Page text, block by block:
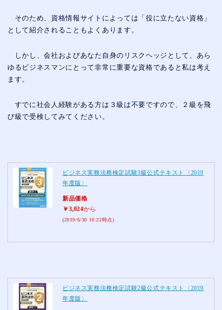
そのため、資格情報サイトによっては「役に立たない資格」
として紹介されることもよくあります。
しかし、会社およびあなた自身のリスクヘッジとして、あら
ゆるビジネスマンにとって非常に重要な資格であると私は考え
ます。
すでに社会人経験がある方は３級は不要ですので、２級を飛
び級で受検してみてください。
ビジネス実務法務検定試験3級公式テキスト〈2019
年度版〉
新品価格
￥3,024から
(2019/6/30 10:22時点)
ビジネス実務法務検定試験2級公式テキスト〈2019
年度版〉